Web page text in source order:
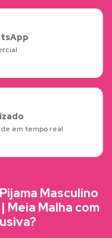
em tempo real
Masculino
Meia Malha com